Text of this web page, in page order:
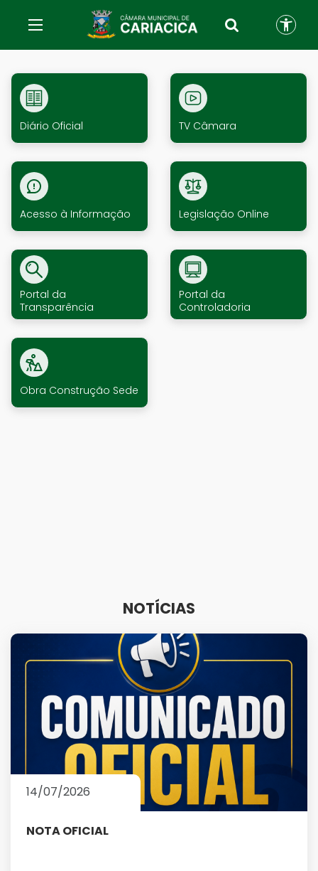
Diário Oficial TV Câmara
Acesso à Informação Legislação Online
Portal da
Transparência
Portal da
Controladoria
Obra Construção Sede
NOTÍCIAS
NOTA OFICIAL
14/07/2026